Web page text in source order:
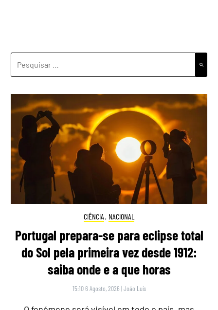
POR:
CIÊNCIA , NACIONAL
Portugal prepara-se para eclipse total
do Sol pela primeira vez desde 1912:
saiba onde e a que horas
15:10 6 Agosto, 2026 |João Luís